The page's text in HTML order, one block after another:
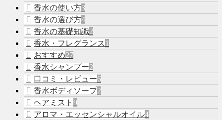
香水の使い方3
香水の選び方4
香水の基礎知識2
香水・フレグランス 1
おすすめ27
香水シャンプー2
口コミ・レビュー6
香水ボディソープ2
ヘアミスト 9
アロマ・エッセンシャルオイル4